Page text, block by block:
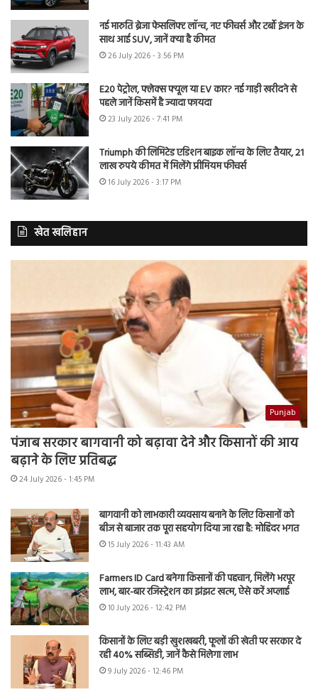
नई मारुति ब्रेजा फेसलिफ्ट लॉन्च, नए फीचर्स और टर्बो इंजन के
साथ आई SUV, जानें क्या है कीमत
26 July 2026 - 3:56 PM
E20 पेट्रोल, फ्लेक्स फ्यूल या EV कार? नई गाड़ी खरीदने से
पहले जानें किसमें है ज्यादा फायदा
23 July 2026 - 7:41 PM
Triumph की लिमिटेड एडिशन बाइक लॉन्च के लिए तैयार, 21
लाख रुपये कीमत में मिलेंगे प्रीमियम फीचर्स
16 July 2026 - 3:17 PM
खेत खलिहान
Punjab
पंजाब सरकार बागवानी को बढ़ावा देने और किसानों की आय
बढ़ाने के लिए प्रतिबद्ध
24 July 2026 - 1:45 PM
बागवानी को लाभकारी व्यवसाय बनाने के लिए किसानों को
बीज से बाजार तक पूरा सहयोग दिया जा रहा है: मोहिंदर भगत
15 July 2026 - 11:43 AM
Farmers ID Card बनेगा किसानों की पहचान, मिलेंगे भरपूर
लाभ, बार-बार रजिस्ट्रेशन का झंझट खत्म, ऐसे करें अप्लाई
10 July 2026 - 12:42 PM
किसानों के लिए बड़ी खुशखबरी, फूलों की खेती पर सरकार दे
रही 40% सब्सिडी, जानें कैसे मिलेगा लाभ
9 July 2026 - 12:46 PM